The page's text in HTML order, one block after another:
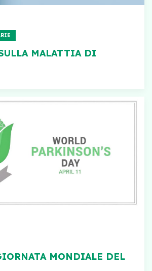
MALATTIA DI
MONDIALE DEL